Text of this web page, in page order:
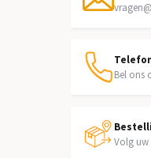
Bel ons
Volg uw